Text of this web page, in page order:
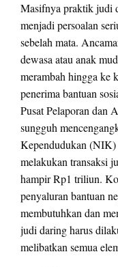
Masifnya praktik judi
menjadi persoalan
sebelah mata.
dewasa atau anak
merambah hingga ke
penerima bantuan
Pusat Pelaporan dan
sungguh
Kependudukan (NIK)
melakukan transaksi
hampir Rp1 triliun.
penyaluran bantuan
membutuhkan dan
judi daring harus
melibatkan semua